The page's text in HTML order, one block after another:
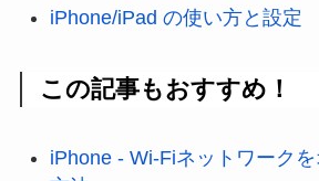
iPhone/iPad の使い方と設定
この記事もおすすめ！
iPhone - Wi-Fiネットワーク